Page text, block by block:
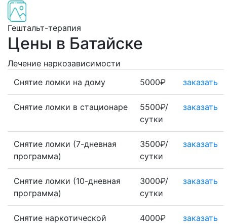
Гештальт-терапия
Цены в Батайске
Лечение наркозависимости
Снятие ломки на дому
5000₽ заказать
Снятие ломки в стационаре
5500₽/
сутки
заказать
Снятие ломки (7-дневная
программа)
3500₽/
сутки
заказать
Снятие ломки (10-дневная
программа)
3000₽/
сутки
заказать
Снятие наркотической
4000₽ заказать